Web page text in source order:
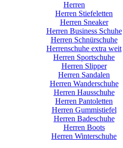
Herren
Herren Stiefeletten
Herren Sneaker
Herren Business Schuhe
Herren Schnürschuhe
Herrenschuhe extra weit
Herren Sportschuhe
Herren Slipper
Herren Sandalen
Herren Wanderschuhe
Herren Hausschuhe
Herren Pantoletten
Herren Gummistiefel
Herren Badeschuhe
Herren Boots
Herren Winterschuhe